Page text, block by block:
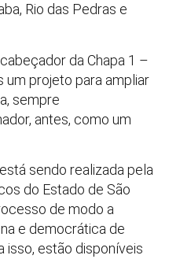
Rio das Pedras e
da Chapa 1 –
um projeto para ampliar
sempre
antes, como um
sendo realizada pela
do Estado de São
de modo a
e democrática de
isso, estão disponíveis